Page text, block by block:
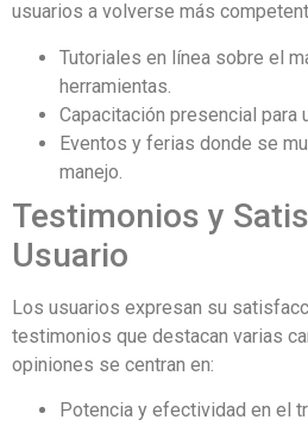
usuarios a volverse más
Tutoriales en línea sobre el
herramientas.
Capacitación presencial para
Eventos y ferias donde se
manejo.
Testimonios y
Usuario
Los usuarios expresan su
testimonios que destacan varias
opiniones se centran en:
Potencia y efectividad en el